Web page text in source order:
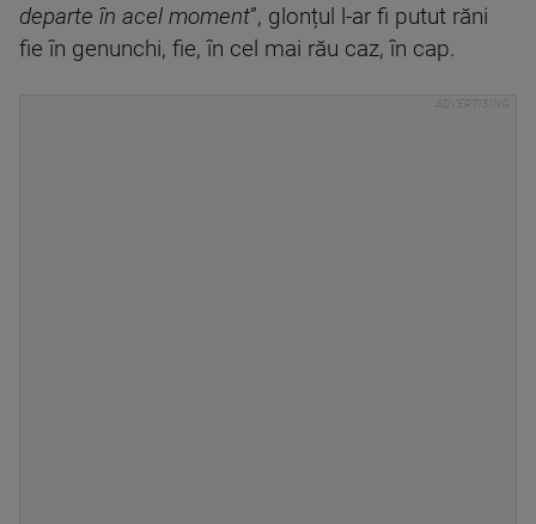
departe în acel moment”, glonțul l-ar fi putut răni
fie în genunchi, fie, în cel mai rău caz, în cap.